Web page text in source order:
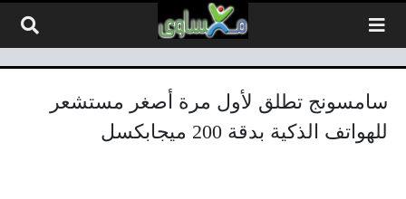
سامسونج تطلق لأول مرة أصغر مستشعر
للهواتف الذكية بدقة 200 ميجابكسل